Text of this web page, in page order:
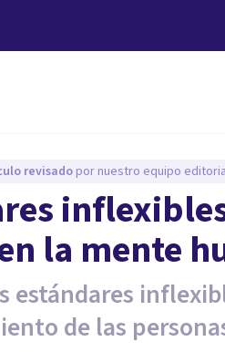
revisado por nuestro equipo
la mente
estándares
de las